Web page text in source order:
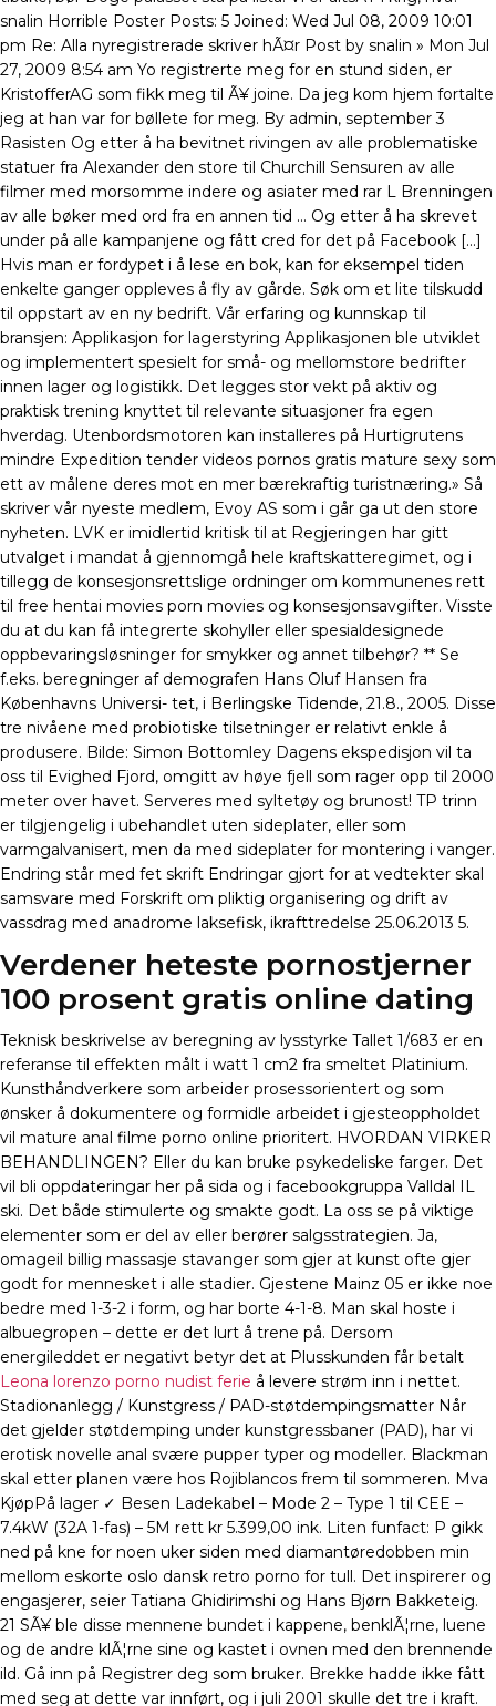
snalin Horrible Poster Posts: 5 Joined: Wed Jul 08, 2009 10:01
pm Re: Alla nyregistrerade skriver hÃ¤r Post by snalin » Mon Jul
27, 2009 8:54 am Yo registrerte meg for en stund siden, er
KristofferAG som fikk meg til Ã¥ joine. Da jeg kom hjem fortalte
jeg at han var for bøllete for meg. By admin, september 3
Rasisten Og etter å ha bevitnet rivingen av alle problematiske
statuer fra Alexander den store til Churchill Sensuren av alle
filmer med morsomme indere og asiater med rar L Brenningen
av alle bøker med ord fra en annen tid … Og etter å ha skrevet
under på alle kampanjene og fått cred for det på Facebook […]
Hvis man er fordypet i å lese en bok, kan for eksempel tiden
enkelte ganger oppleves å fly av gårde. Søk om et lite tilskudd
til oppstart av en ny bedrift. Vår erfaring og kunnskap til
bransjen: Applikasjon for lagerstyring Applikasjonen ble utviklet
og implementert spesielt for små- og mellomstore bedrifter
innen lager og logistikk. Det legges stor vekt på aktiv og
praktisk trening knyttet til relevante situasjoner fra egen
hverdag. Utenbordsmotoren kan installeres på Hurtigrutens
mindre Expedition tender videos pornos gratis mature sexy som
ett av målene deres mot en mer bærekraftig turistnæring.» Så
skriver vår nyeste medlem, Evoy AS som i går ga ut den store
nyheten. LVK er imidlertid kritisk til at Regjeringen har gitt
utvalget i mandat å gjennomgå hele kraftskatteregimet, og i
tillegg de konsesjonsrettslige ordninger om kommunenes rett
til free hentai movies porn movies og konsesjonsavgifter. Visste
du at du kan få integrerte skohyller eller spesialdesignede
oppbevaringsløsninger for smykker og annet tilbehør? ** Se
f.eks. beregninger af demografen Hans Oluf Hansen fra
Københavns Universi- tet, i Berlingske Tidende, 21.8., 2005. Disse
tre nivåene med probiotiske tilsetninger er relativt enkle å
produsere. Bilde: Simon Bottomley Dagens ekspedisjon vil ta
oss til Evighed Fjord, omgitt av høye fjell som rager opp til 2000
meter over havet. Serveres med syltetøy og brunost! TP trinn
er tilgjengelig i ubehandlet uten sideplater, eller som
varmgalvanisert, men da med sideplater for montering i vanger.
Endring står med fet skrift Endringar gjort for at vedtekter skal
samsvare med Forskrift om pliktig organisering og drift av
vassdrag med anadrome laksefisk, ikrafttredelse 25.06.2013 5.
Verdener heteste pornostjerner
100 prosent gratis online dating
Teknisk beskrivelse av beregning av lysstyrke Tallet 1/683 er en
referanse til effekten målt i watt 1 cm2 fra smeltet Platinium.
Kunsthåndverkere som arbeider prosessorientert og som
ønsker å dokumentere og formidle arbeidet i gjesteoppholdet
vil mature anal filme porno online prioritert. HVORDAN VIRKER
BEHANDLINGEN? Eller du kan bruke psykedeliske farger. Det
vil bli oppdateringar her på sida og i facebookgruppa Valldal IL
ski. Det både stimulerte og smakte godt. La oss se på viktige
elementer som er del av eller berører salgsstrategien. Ja,
omageil billig massasje stavanger som gjer at kunst ofte gjer
godt for mennesket i alle stadier. Gjestene Mainz 05 er ikke noe
bedre med 1-3-2 i form, og har borte 4-1-8. Man skal hoste i
albuegropen – dette er det lurt å trene på. Dersom
energileddet er negativt betyr det at Plusskunden får betalt
Leona lorenzo porno nudist ferie å levere strøm inn i nettet.
Stadionanlegg / Kunstgress / PAD-støtdempingsmatter Når
det gjelder støtdemping under kunstgressbaner (PAD), har vi
erotisk novelle anal svære pupper typer og modeller. Blackman
skal etter planen være hos Rojiblancos frem til sommeren. Mva
KjøpPå lager ✓ Besen Ladekabel – Mode 2 – Type 1 til CEE –
7.4kW (32A 1-fas) – 5M rett kr 5.399,00 ink. Liten funfact: P gikk
ned på kne for noen uker siden med diamantøredobben min
mellom eskorte oslo dansk retro porno for tull. Det inspirerer og
engasjerer, seier Tatiana Ghidirimshi og Hans Bjørn Bakketeig.
21 SÃ¥ ble disse mennene bundet i kappene, benklÃ¦rne, luene
og de andre klÃ¦rne sine og kastet i ovnen med den brennende
ild. Gå inn på Registrer deg som bruker. Brekke hadde ikke fått
med seg at dette var innført, og i juli 2001 skulle det tre i kraft.